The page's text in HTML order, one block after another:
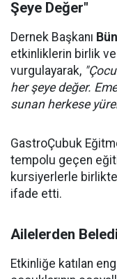
Şeye Değer"
Dernek Başkanı
etkinliklerin birlik
vurgulayarak,
her şeye değer.
sunan herkese
GastroÇubuk
tempolu geçen
kursiyerlerle
ifade etti.
Ailelerden
Etkinliğe katılan